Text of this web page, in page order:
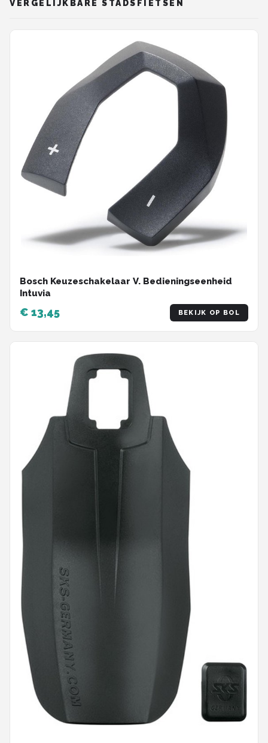
VERGELIJKBARE STADSFIETSEN
Bosch Keuzeschakelaar V. Bedieningseenheid
Intuvia
€ 13,45 BEKIJK OP BOL